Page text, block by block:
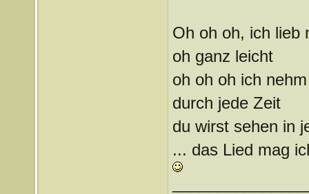
Oh oh oh, ich lieb
oh ganz leicht
oh oh oh ich
durch jede Zeit
du wirst sehen in
... das Lied mag